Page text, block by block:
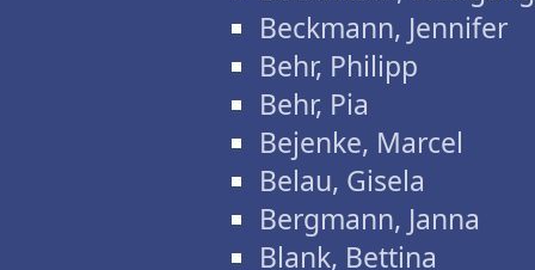
Beckmann, Jennifer
Behr, Philipp
Behr, Pia
Bejenke, Marcel
Belau, Gisela
Bergmann, Janna
Blank, Bettina